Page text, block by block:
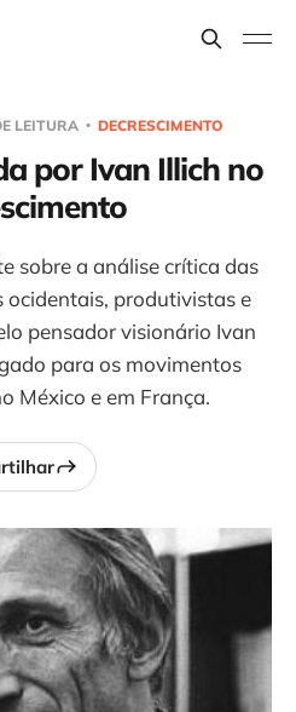
LEITURA DECRESCIMENTO
por Ivan Illich no
sobre a análise crítica das
ocidentais, produtivistas e
pensador visionário Ivan
para os movimentos
México e em França.